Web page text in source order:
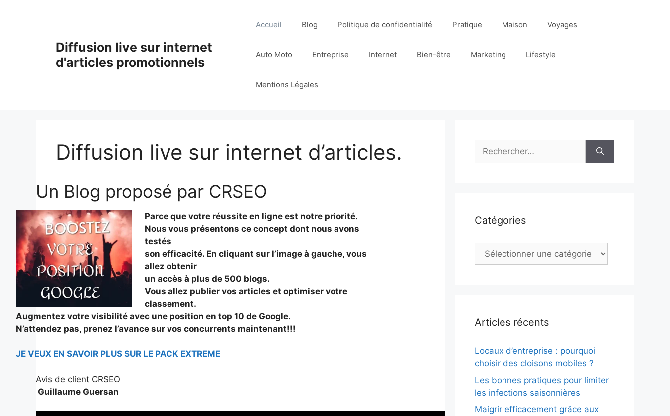
Diffusion live sur internet
d'articles promotionnels
Accueil Blog Politique de confidentialité Pratique Maison Voyages
Auto Moto Entreprise Internet Bien-être Marketing Lifestyle
Mentions Légales
Diffusion live sur internet d’articles.
Un Blog proposé par CRSEO
Parce que votre réussite en ligne est notre priorité.
Nous vous présentons ce concept dont nous avons
testés
son efficacité. En cliquant sur l’image à gauche, vous
allez obtenir
un accès à plus de 500 blogs.
Vous allez publier vos articles et optimiser votre
classement.
Augmentez votre visibilité avec une position en top 10 de Google.
N’attendez pas, prenez l’avance sur vos concurrents maintenant!!!
JE VEUX EN SAVOIR PLUS SUR LE PACK EXTREME
Avis de client CRSEO
Guillaume Guersan
Rechercher :
Catégories
Catégories
Articles récents
Locaux d’entreprise : pourquoi
choisir des cloisons mobiles ?
Les bonnes pratiques pour limiter
les infections saisonnières
Maigrir efficacement grâce aux